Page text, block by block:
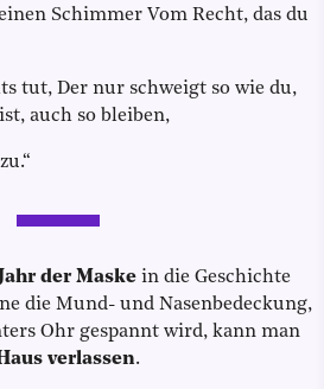
Schimmer Vom Recht, das du
tut, Der nur schweigt so wie du,
auch so bleiben,
Jahr der Maske in die Geschichte
die Mund- und Nasenbedeckung,
Ohr gespannt wird, kann man
verlassen.